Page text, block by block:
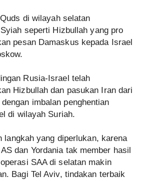
di wilayah selatan
seperti Hizbullah yang pro
pesan Damaskus kepada Israel
Rusia-Israel telah
Hizbullah dan pasukan Iran dari
imbalan penghentian
di wilayah Suriah.
langkah yang diperlukan, karena
dan Yordania tak member hasil
SAA di selatan makin
Bagi Tel Aviv, tindakan terbaik